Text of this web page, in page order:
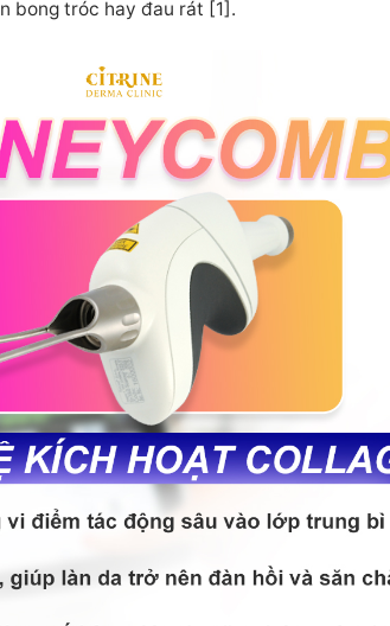
bong tróc hay đau rát [1].